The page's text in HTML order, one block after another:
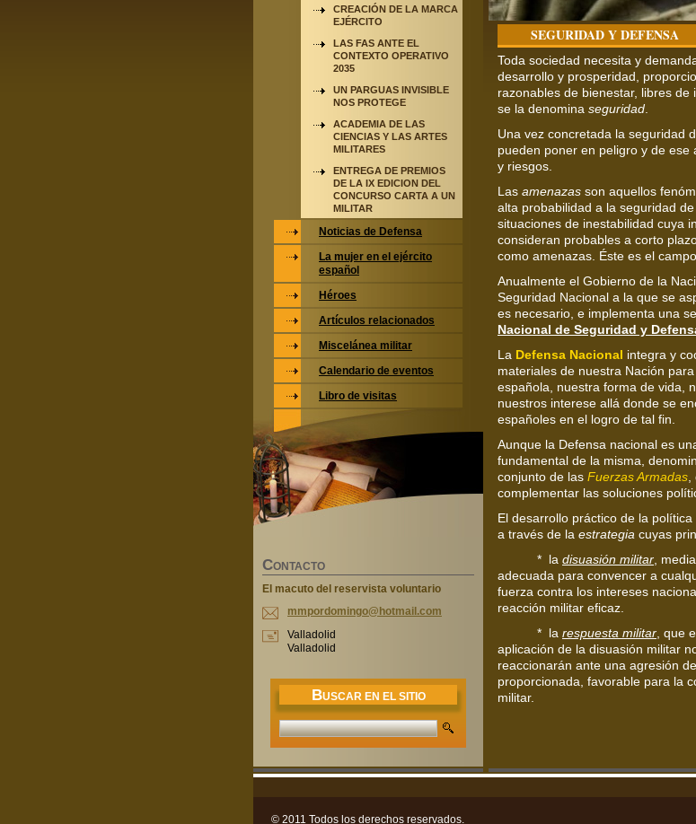
SEGURIDAD Y DEFENSA
Toda sociedad necesita y
desarrollo y prosperidad,
razonables de bienestar, libres de
se la denomina seguridad
Una vez concretada la seguridad
pueden poner en peligro y de
y riesgos.
Las amenazas son aquellos
alta probabilidad a la seguridad
situaciones de inestabilidad cuya
consideran probables a corto
como amenazas. Éste es el
Anualmente el Gobierno de la
Seguridad Nacional a la que se
es necesario, e implementa una
Nacional de Seguridad y
La Defensa Nacional integra y
materiales de nuestra Nación
española, nuestra forma de vida,
nuestros interese allá donde se
españoles en el logro de tal fin.
Aunque la Defensa nacional es
fundamental de la misma,
conjunto de las Fuerzas Armadas
complementar las soluciones
El desarrollo práctico de la
a través de la estrategia cuyas
* la disuasión militar ,
adecuada para convencer a
fuerza contra los intereses
reacción militar eficaz.
* la respuesta militar , que
aplicación de la disuasión militar
reaccionarán ante una agresión
proporcionada, favorable para la
militar.
CREACIÓN DE LA MARCA
EJÉRCITO
LAS FAS ANTE EL
CONTEXTO OPERATIVO
2035
UN PARGUAS INVISIBLE
NOS PROTEGE
ACADEMIA DE LAS
CIENCIAS Y LAS ARTES
MILITARES
ENTREGA DE PREMIOS
DE LA IX EDICION DEL
CONCURSO CARTA A UN
MILITAR
Noticias de Defensa
La mujer en el ejército
español
Héroes
Artículos relacionados
Miscelánea militar
Calendario de eventos
Libro de visitas
CONTACTO
El macuto del reservista voluntario
mmpordomingo@hotmail.com
Valladolid
Valladolid
BUSCAR EN EL SITIO
© 2011 Todos los derechos reservados.